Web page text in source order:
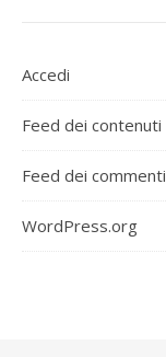
Accedi
Feed dei contenuti
Feed dei commenti
WordPress.org